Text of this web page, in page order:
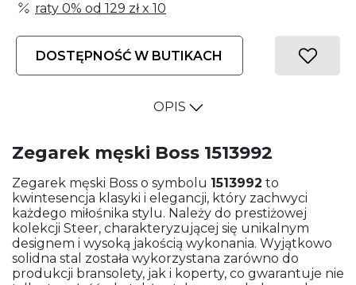
raty 0% od 129 złx 10
DOSTĘPNOŚĆ W BUTIKACH
OPIS
Zegarek męski Boss 1513992
Zegarek męski Boss o symbolu 1513992 to
kwintesencja klasyki i elegancji, który zachwyci
każdego miłośnika stylu. Należy do prestiżowej
kolekcji Steer, charakteryzującej się unikalnym
designem i wysoką jakością wykonania. Wyjątkowo
solidna stal została wykorzystana zarówno do
produkcji bransolety, jak i koperty, co gwarantuje nie